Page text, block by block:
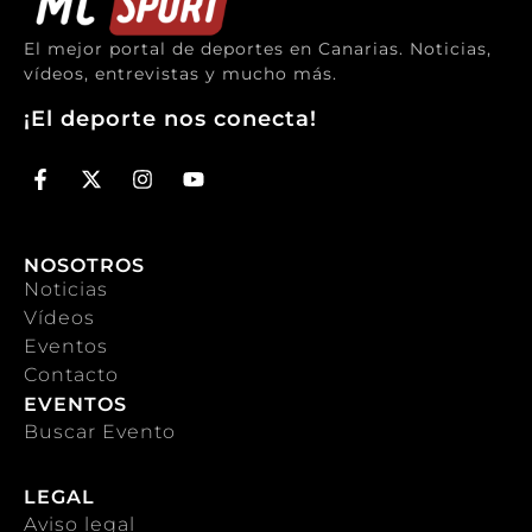
El mejor portal de deportes en Canarias. Noticias,
vídeos, entrevistas y mucho más.
¡El deporte nos conecta!
NOSOTROS
Noticias
Vídeos
Eventos
Contacto
EVENTOS
Buscar Evento
LEGAL
Aviso legal